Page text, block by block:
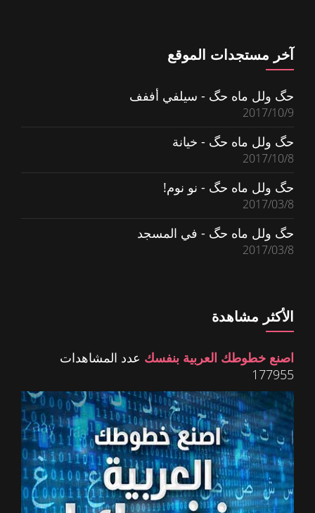
آخر مستجدات الموقع
حگ ولل ماه حگ - سيلفي أففف
2017/10/9
حگ ولل ماه حگ - خيانة
2017/10/8
حگ ولل ماه حگ - نو نوم!
2017/03/8
حگ ولل ماه حگ - في المسجد
2017/03/8
الأكثر مشاهدة
اصنع خطوطك العربية بنفسك عدد المشاهدات
177955